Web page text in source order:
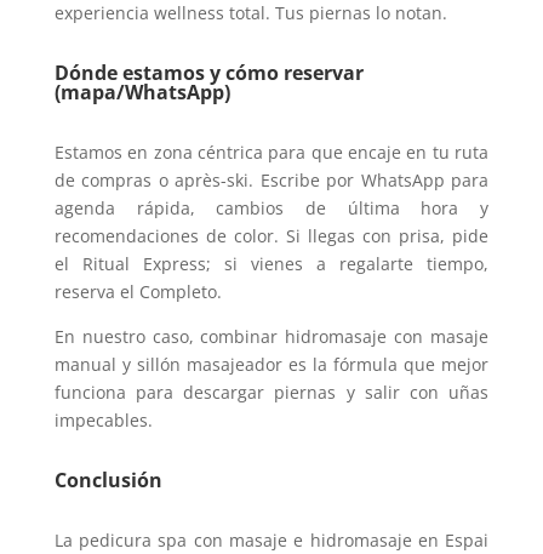
experiencia wellness total. Tus piernas lo notan.
Dónde estamos y cómo reservar
(mapa/WhatsApp)
Estamos en zona céntrica para que encaje en tu ruta
de compras o après-ski. Escribe por WhatsApp para
agenda rápida, cambios de última hora y
recomendaciones de color. Si llegas con prisa, pide
el Ritual Express; si vienes a regalarte tiempo,
reserva el Completo.
En nuestro caso, combinar hidromasaje con masaje
manual y sillón masajeador es la fórmula que mejor
funciona para descargar piernas y salir con uñas
impecables.
Conclusión
La pedicura spa con masaje e hidromasaje en Espai